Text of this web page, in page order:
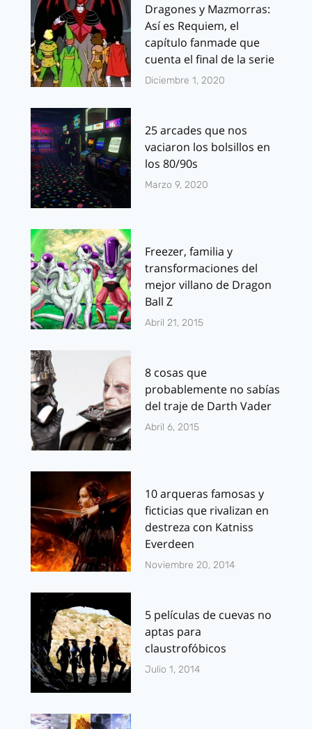
Dragones y Mazmorras:
Así es Requiem, el
capítulo fanmade que
cuenta el final de la serie
Diciembre 1, 2020
25 arcades que nos
vaciaron los bolsillos en
los 80/90s
Marzo 9, 2020
Freezer, familia y
transformaciones del
mejor villano de Dragon
Ball Z
Abril 21, 2015
8 cosas que
probablemente no sabías
del traje de Darth Vader
Abril 6, 2015
10 arqueras famosas y
ficticias que rivalizan en
destreza con Katniss
Everdeen
Noviembre 20, 2014
5 películas de cuevas no
aptas para
claustrofóbicos
Julio 1, 2014